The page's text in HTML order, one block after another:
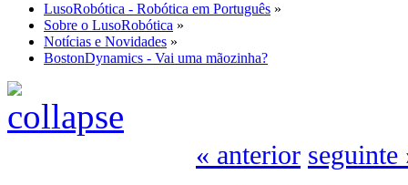
LusoRobótica - Robótica em Português »
Sobre o LusoRobótica »
Notícias e Novidades »
BostonDynamics - Vai uma mãozinha?
« anterior seguinte